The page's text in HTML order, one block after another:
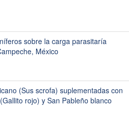
sobre la carga parasitaría
México
(Sus scrofa) suplementadas con
rojo) y San Pableño blanco